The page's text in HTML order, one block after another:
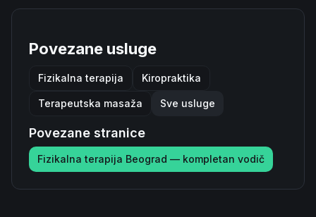
Povezane usluge
Fizikalna terapija Kiropraktika
Terapeutska masaža Sve usluge
Povezane stranice
Fizikalna terapija Beograd — kompletan vodič